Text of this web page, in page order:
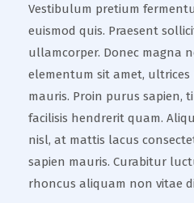
Vestibulum pretium
euismod quis. Praesent
ullamcorper. Donec magna
elementum sit amet,
mauris. Proin purus sapien,
facilisis hendrerit quam.
nisl, at mattis lacus
sapien mauris. Curabitur
rhoncus aliquam non vitae